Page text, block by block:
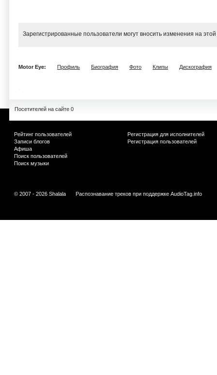
Зарегистрированные пользователи могут вносить изменения на
Motor Eye: Профиль Биография Фото Клипы Дискография
Посетителей на сайте 0
Рейтинг пользователей
Записи блогов
Афиша
Поиск пользователей
Поиск музыки
Регистрация для исполнителей
Регистрация пользователей
© 2007 - 2026 Shalala Распознавание треков при поддержке AudioTag.info